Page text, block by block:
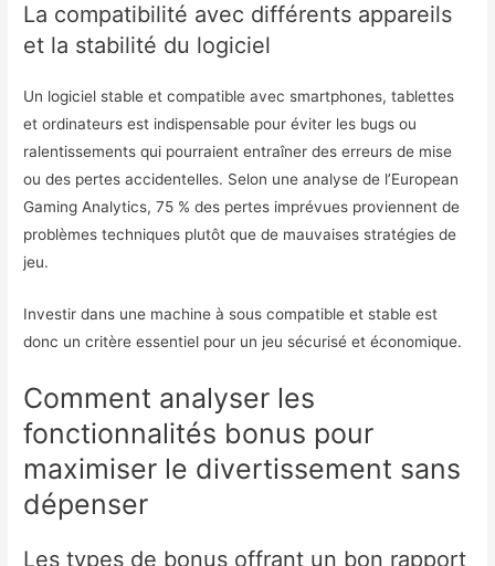
La compatibilité avec différents appareils
et la stabilité du logiciel
Un logiciel stable et compatible avec smartphones, tablettes
et ordinateurs est indispensable pour éviter les bugs ou
ralentissements qui pourraient entraîner des erreurs de mise
ou des pertes accidentelles. Selon une analyse de l’European
Gaming Analytics, 75 % des pertes imprévues proviennent de
problèmes techniques plutôt que de mauvaises stratégies de
jeu.
Investir dans une machine à sous compatible et stable est
donc un critère essentiel pour un jeu sécurisé et économique.
Comment analyser les
fonctionnalités bonus pour
maximiser le divertissement sans
dépenser
Les types de bonus offrant un bon rapport